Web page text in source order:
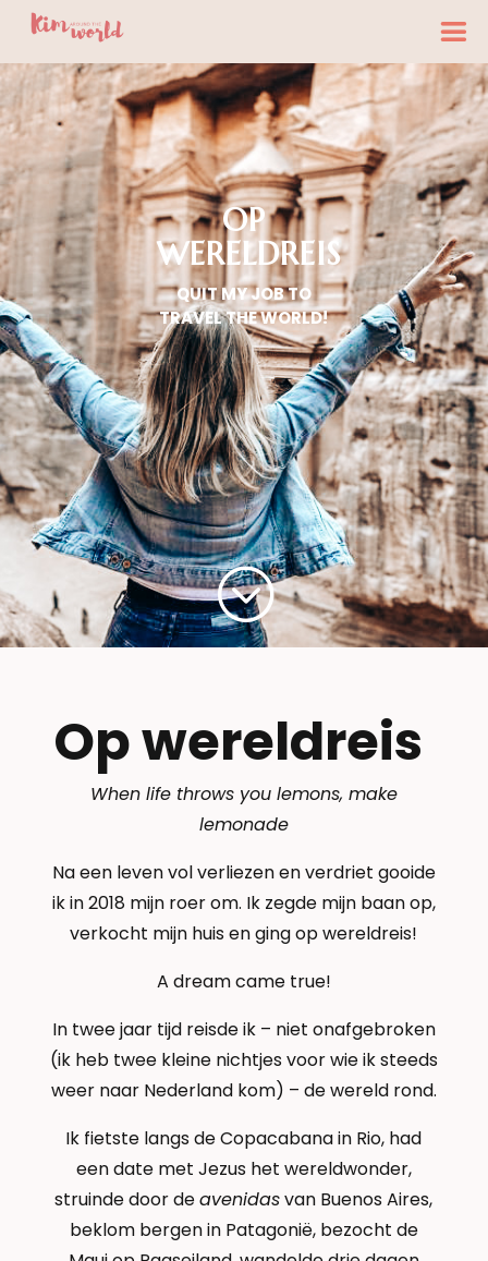
OP
WERELDREIS
QUIT MY JOB TO
TRAVEL THE WORLD!
;
Op wereldreis
When life throws you lemons, make
lemonade
Na een leven vol verliezen en verdriet gooide
ik in 2018 mijn roer om. Ik zegde mijn baan op,
verkocht mijn huis en ging op wereldreis!
A dream came true!
In twee jaar tijd reisde ik – niet onafgebroken
(ik heb twee kleine nichtjes voor wie ik steeds
weer naar Nederland kom) – de wereld rond.
Ik fietste langs de Copacabana in Rio, had
een date met Jezus het wereldwonder,
struinde door deavenidasvan Buenos Aires,
beklom bergen in Patagonië, bezocht de